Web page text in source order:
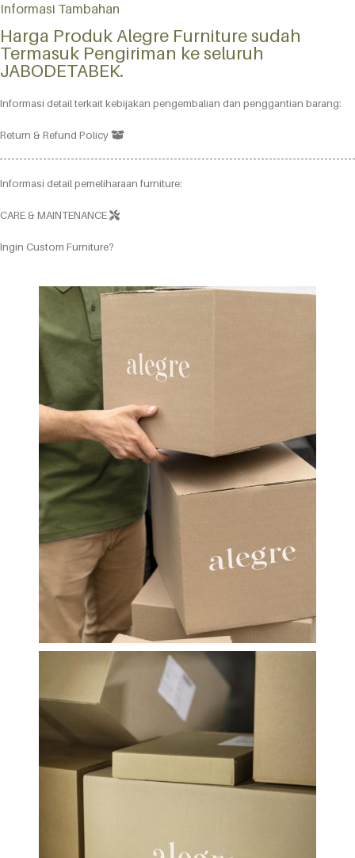
Informasi Tambahan
Harga Produk Alegre Furniture sudah
Termasuk Pengiriman ke seluruh
JABODETABEK.
Informasi detail terkait kebijakan pengembalian dan penggantian barang:
Return & Refund Policy
Informasi detail pemeliharaan furniture:
CARE & MAINTENANCE
Ingin Custom Furniture?